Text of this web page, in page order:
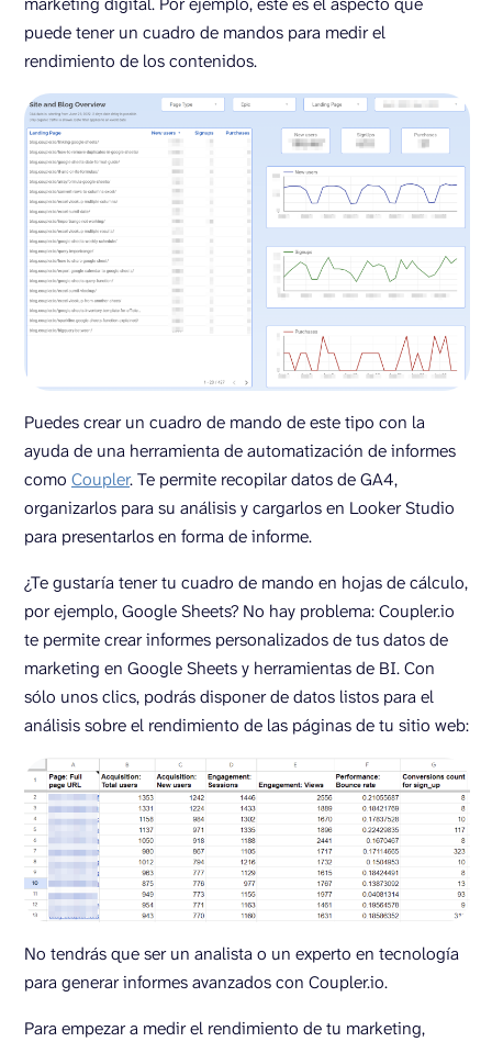
puede tener un cuadro de mandos para medir el
rendimiento de los contenidos.
Puedes crear un cuadro de mando de este tipo con la
ayuda de una herramienta de automatización de informes
como Coupler. Te permite recopilar datos de GA4,
organizarlos para su análisis y cargarlos en Looker Studio
para presentarlos en forma de informe.
¿Te gustaría tener tu cuadro de mando en hojas de cálculo,
por ejemplo, Google Sheets? No hay problema: Coupler.io
te permite crear informes personalizados de tus datos de
marketing en Google Sheets y herramientas de BI. Con
sólo unos clics, podrás disponer de datos listos para el
análisis sobre el rendimiento de las páginas de tu sitio web:
No tendrás que ser un analista o un experto en tecnología
para generar informes avanzados con Coupler.io.
Para empezar a medir el rendimiento de tu marketing,